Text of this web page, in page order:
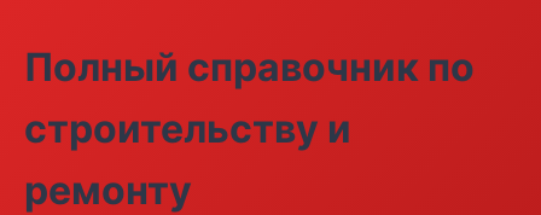
Полный справочник по
строительству и
ремонту